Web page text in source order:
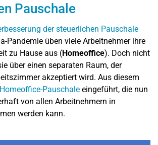
Pauschale
Pandemie üben viele Arbeitnehmer ihre
zu Hause aus (Homeoffice). Doch nicht
über einen separaten Raum, der
akzeptiert wird. Aus diesem
Homeoffice-Pauschale eingeführt, die nun
von allen Arbeitnehmern in
werden kann.